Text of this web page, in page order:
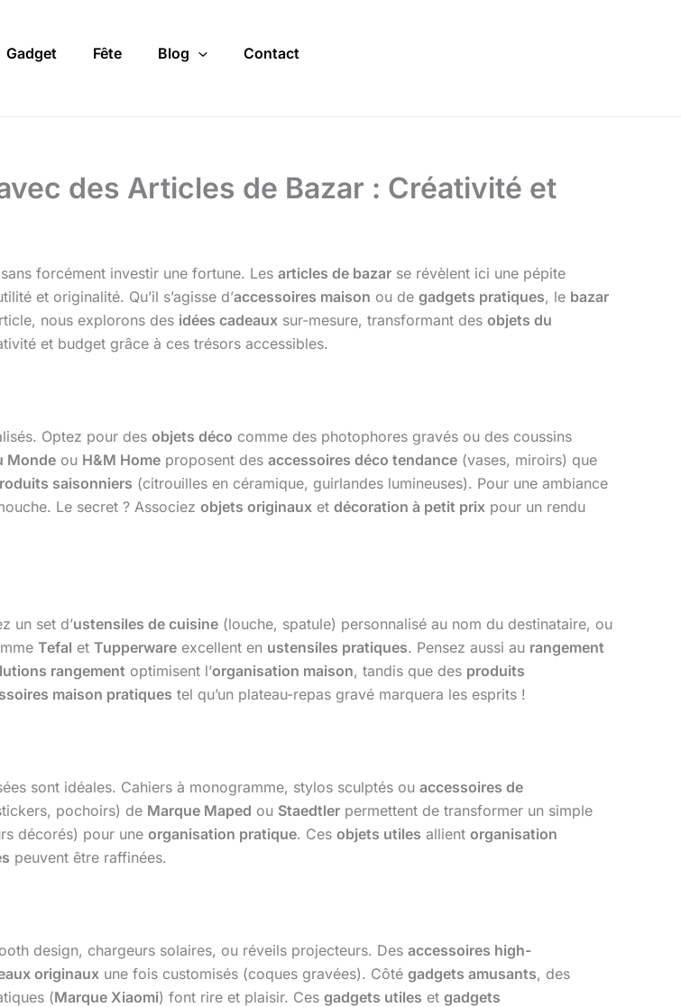
Gadget Fête Blog Contact
des Articles de Bazar : Créativité et
forcément investir une fortune. Les articles de bazar se révèlent ici une pépite
et originalité. Qu’il s’agisse d’accessoires maison ou de gadgets pratiques, le bazar
nous explorons des idées cadeaux sur-mesure, transformant des objets du
et budget grâce à ces trésors accessibles.
Optez pour des objets déco comme des photophores gravés ou des coussins
Monde ou H&M Home proposent des accessoires déco tendance (vases, miroirs) que
saisonniers (citrouilles en céramique, guirlandes lumineuses). Pour une ambiance
Le secret ? Associez objets originaux et décoration à petit prix pour un rendu
un set d’ustensiles de cuisine (louche, spatule) personnalisé au nom du destinataire, ou
Tefal et Tupperware excellent en ustensiles pratiques. Pensez aussi au rangement
rangement optimisent l’organisation maison, tandis que des produits
maison pratiques tel qu’un plateau-repas gravé marquera les esprits !
sont idéales. Cahiers à monogramme, stylos sculptés ou accessoires de
pochoirs) de Marque Maped ou Staedtler permettent de transformer un simple
décorés) pour une organisation pratique. Ces objets utiles allient organisation
peuvent être raffinées.
design, chargeurs solaires, ou réveils projecteurs. Des accessoires high-
originaux une fois customisés (coques gravées). Côté gadgets amusants, des
(Marque Xiaomi) font rire et plaisir. Ces gadgets utiles et gadgets